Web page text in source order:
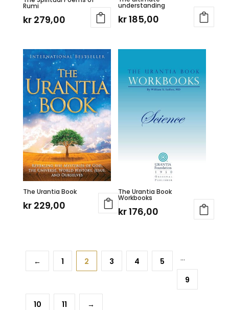
Rumi
kr279,00
understanding
kr185,00
The Urantia Book
kr229,00
The Urantia Book
Workbooks
kr176,00
← 1 2 3 4 5 …
9
10 11 →